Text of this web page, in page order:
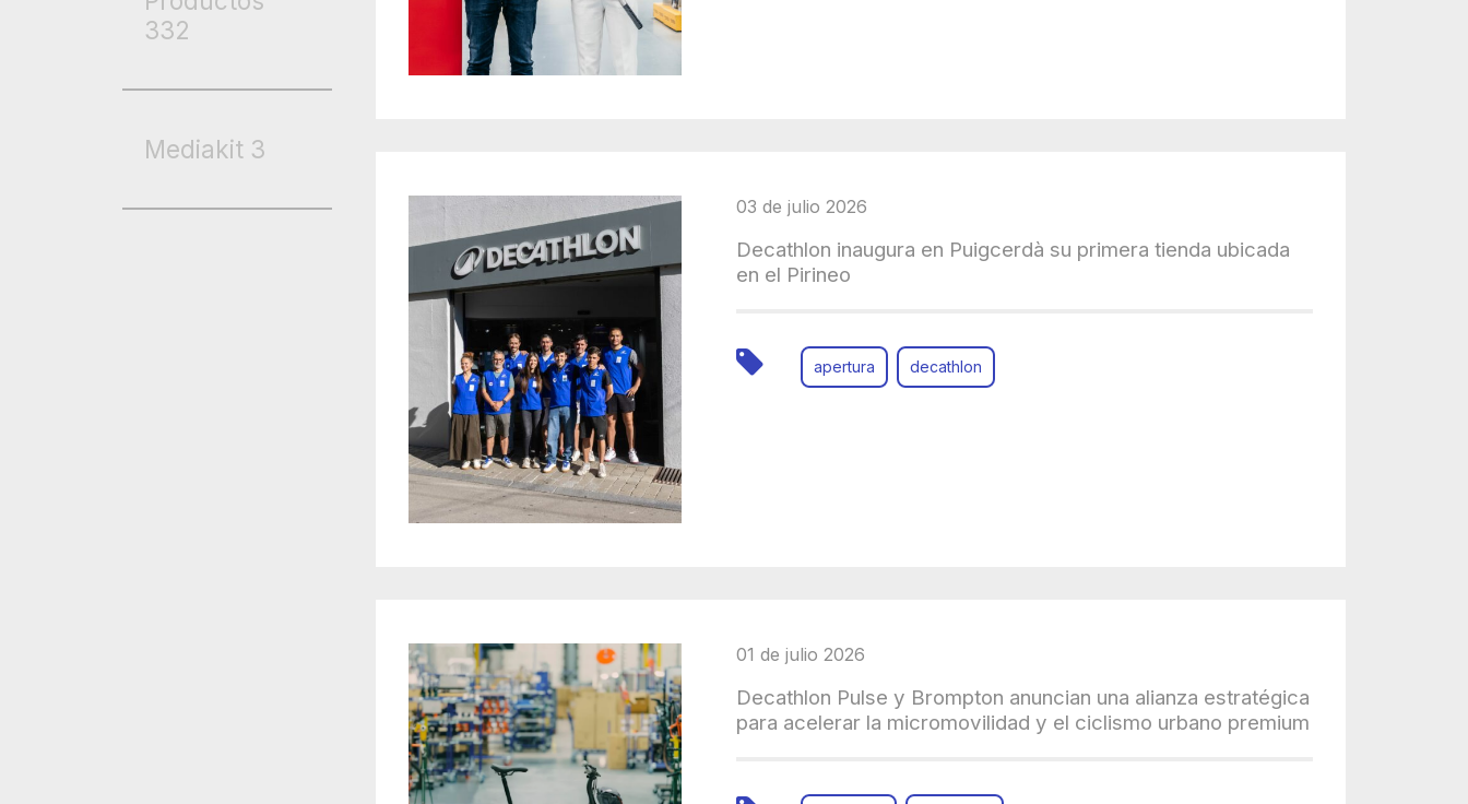
332
Mediakit 3
03 de julio 2026
Decathlon inaugura en Puigcerdà su primera tienda ubicada
en el Pirineo
apertura decathlon
01 de julio 2026
Decathlon Pulse y Brompton anuncian una alianza estratégica
para acelerar la micromovilidad y el ciclismo urbano premium